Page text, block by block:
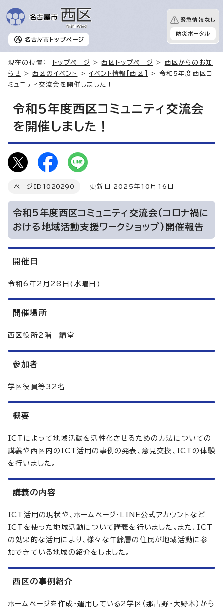
名古屋市 トップページ
緊急情報なし
防災ポータル
現在の位置： トップページ >西区トップページ > 西区からのお知
らせ
>西区のイベント >イベント情報［西区］
> 令和5年度西区コ
ミュニティ交流会を開催しました！
令和5年度西区コミュニティ交流会
を開催しました！
ページID 1020290 更新日 2025年10月16日
令和5年度西区コミュニティ交流会(コロナ禍に
おける地域活動支援ワークショップ)開催報告
開催日
令和6年2月28日(水曜日)
開催場所
西区役所2階 講堂
参加者
学区役員等32名
概要
ICTによって地域活動を活性化させるための方法についての
講義や西区内のICT活用の事例の発表、意見交換、ICTの体験
を行いました。
講義の内容
ICT活用の現状や、ホームページ・LINE公式アカウントなど
ICTを使った地域活動について講義を行いました。また、ICT
の効果的な活用により、様々な年齢層の住民が地域活動に参
加できている地域の紹介をしました。
西区の事例紹介
ホームページを作成・運用している2学区（那古野・大野木）から